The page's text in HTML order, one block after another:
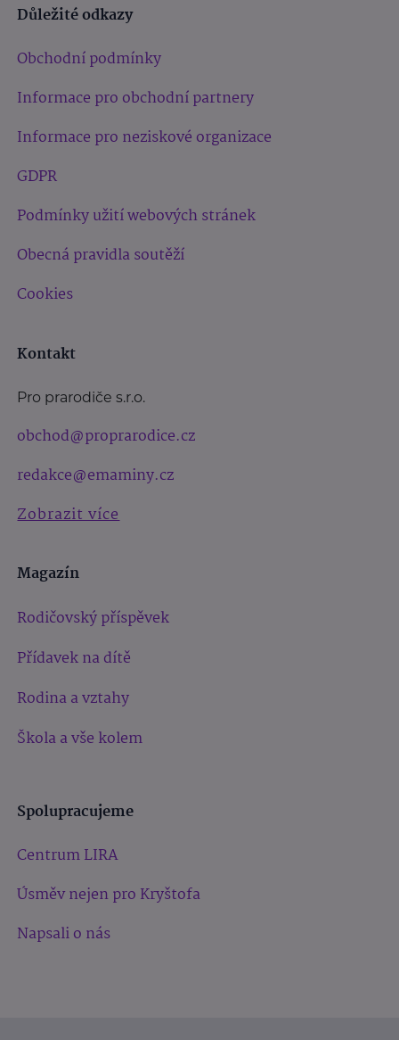
Důležité odkazy
Obchodní podmínky
Informace pro obchodní partnery
Informace pro neziskové organizace
GDPR
Podmínky užití webových stránek
Obecná pravidla soutěží
Cookies
Kontakt
Pro prarodiče s.r.o.
obchod@proprarodice.cz
redakce@emaminy.cz
Zobrazit více
Magazín
Rodičovský příspěvek
Přídavek na dítě
Rodina a vztahy
Škola a vše kolem
Spolupracujeme
Centrum LIRA
Úsměv nejen pro Kryštofa
Napsali o nás